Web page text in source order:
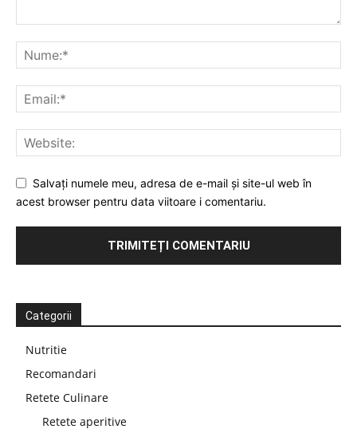
Salvați numele meu, adresa de e-mail și site-ul web în
acest browser pentru data viitoare i comentariu.
Categorii
Nutritie
Recomandari
Retete Culinare
Retete aperitive